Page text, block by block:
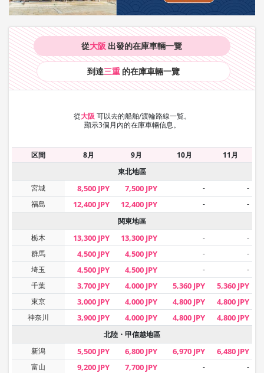
從大阪 出發的在庫車輛一覽
到達三重 的在庫車輛一覽
從大阪 可以去的船舶/渡輪路線一覧。
顯示3個月內的在庫車輛信息。
区間 8月 9月 10月
11月
東北地區
宮城
8,500 JPY 7,500 JPY -
-
福島
12,400 JPY 12,400 JPY -
-
関東地區
栃木
13,300 JPY 13,300 JPY -
-
群馬
4,500 JPY 4,500 JPY -
-
埼玉
4,500 JPY 4,500 JPY -
-
千葉
3,700 JPY 4,000 JPY 5,360 JPY 5,360 JPY
東京 3,000 JPY 4,000 JPY 4,800 JPY 4,800 JPY
神奈川 3,900 JPY 4,000 JPY 4,800 JPY 4,800 JPY
北陸・甲信越地區
新潟
5,500 JPY 6,800 JPY 6,970 JPY 6,480 JPY
富山 9,200 JPY 7,700 JPY -
-